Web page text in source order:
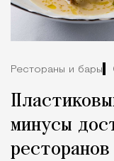
Рестораны и бары
минусы